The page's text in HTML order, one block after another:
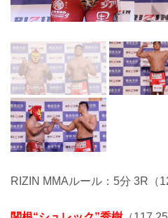
RIZIN MMAルール：5分 3R（